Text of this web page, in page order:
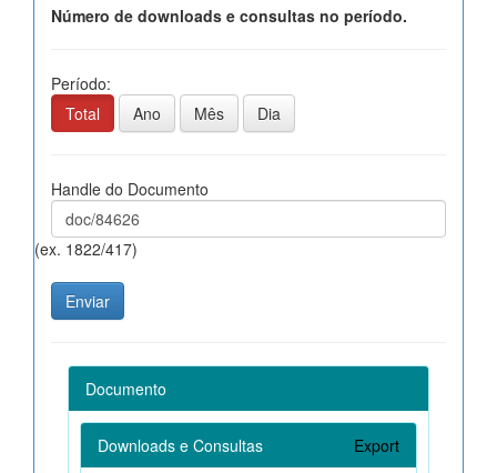
Número de downloads e consultas no período.
Período:
Total
Ano Mês Dia
Handle do Documento
(ex. 1822/417)
Documento
Downloads e Consultas Export